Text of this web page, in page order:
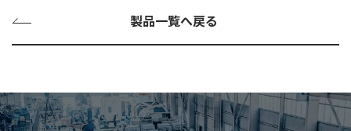
製品一覧へ戻る